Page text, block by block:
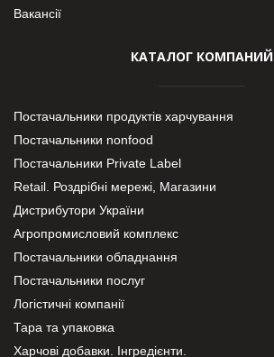
Вакансії
КАТАЛОГ КОМПАНИЙ
Постачальники продуктів харчування
Постачальники nonfood
Постачальники Private Label
Retail. Роздрібні мережі, Магазини
Дистрибутори України
Агропромисловий комплекс
Постачальники обладнання
Постачальники послуг
Логістичні компанії
Тара та упаковка
Харчові добавки. Інгредієнти.